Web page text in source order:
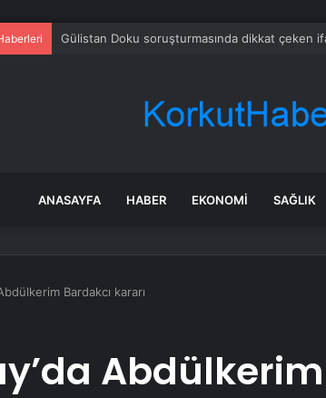
Manisa Büyükşehir İle “Mahallemde Şenlik Var”
ANASAYFA HABER EKONOMI SAĞLIK
Bardakcı kararı
Abdülkerim